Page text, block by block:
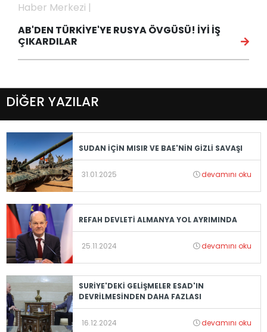
Haber Merkezi |
AB'DEN TÜRKİYE'YE RUSYA ÖVGÜSÜ! İYİ İŞ
ÇIKARDILAR
DİĞER YAZILAR
SUDAN İÇİN MISIR VE BAE'NİN GİZLİ SAVAŞI
31.01.2025 devamını oku
REFAH DEVLETİ ALMANYA YOL AYRIMINDA
25.11.2024 devamını oku
SURİYE'DEKİ GELİŞMELER ESAD'IN
DEVRİLMESİNDEN DAHA FAZLASI
16.12.2024 devamını oku